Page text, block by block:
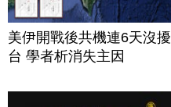
美伊開戰後共機連6天沒擾
台 學者析消失主因